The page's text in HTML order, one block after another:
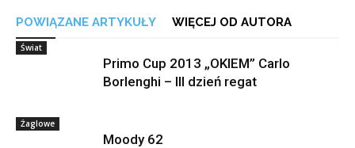
POWIĄZANE ARTYKUŁY WIĘCEJ OD AUTORA
Świat
Primo Cup 2013 „OKIEM” Carlo
Borlenghi – III dzień regat
Żaglowe
Moody 62